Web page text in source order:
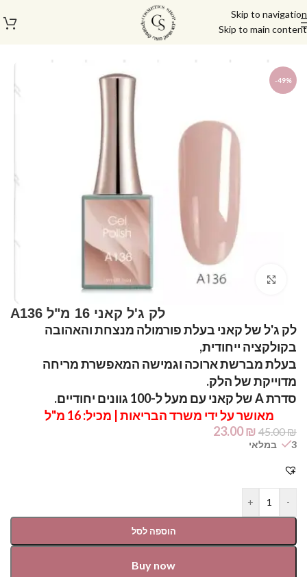
Skip to navigation
Skip to main content
עמוד הבית לק ג'ל/טופ/בייס/לק ג'ל
-49%
Click to enlarge
לק ג'ל קאני 16 מ"ל A136
לק ג'ל של קאני בעלת פורמולה מנצחת והאהובה
בקולקציה ייחודית,
בעלת מברשת ארוכה וגמישה המאפשרת מריחה
מדוייקת של הלק.
סדרת A של קאני עם מעל ל-100 גוונים יחודיים.
מאושר על ידי משרד הבריאות | מכיל: 16 מ"ל
45.00₪
23.00₪
3 במלאי
-
+
הוספה לסל
Buy now